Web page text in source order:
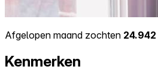
Afgelopen maand zochten 24.942
Kenmerken